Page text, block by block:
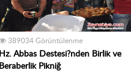
389034 Görüntülenme
Hz. Abbas Destesi?nden Birlik ve
Beraberlik Pikniğ